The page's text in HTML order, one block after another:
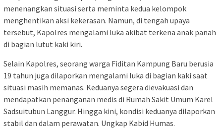
menenangkan situasi serta meminta kedua kelompok
menghentikan aksi kekerasan. Namun, di tengah upaya
tersebut, Kapolres mengalami luka akibat terkena anak panah
di bagian lutut kaki kiri.
Selain Kapolres, seorang warga Fiditan Kampung Baru berusia
19 tahun juga dilaporkan mengalami luka di bagian kaki saat
situasi masih memanas. Keduanya segera dievakuasi dan
mendapatkan penanganan medis di Rumah Sakit Umum Karel
Sadsuitubun Langgur. Hingga kini, kondisi keduanya dilaporkan
stabil dan dalam perawatan. Ungkap Kabid Humas.